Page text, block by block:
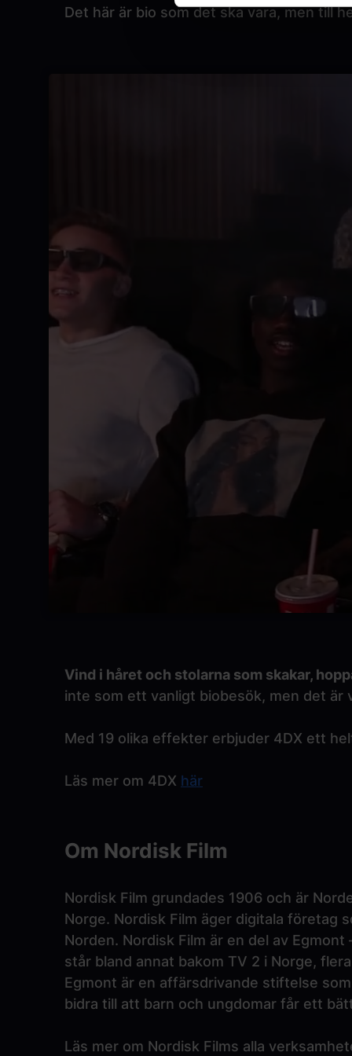
Det här är bio som det ska vara, men till
Vind i håret och stolarna som skakar,
inte som ett vanligt biobesök, men det är
Med 19 olika effekter erbjuder 4DX ett
Läs mer om 4DX här
Om Nordisk Film
Nordisk Film grundades 1906 och är
Norge. Nordisk Film äger digitala företag
Norden. Nordisk Film är en del av
står bland annat bakom TV 2 i Norge,
Egmont är en affärsdrivande stiftelse
bidra till att barn och ungdomar får ett
Läs mer om Nordisk Films alla